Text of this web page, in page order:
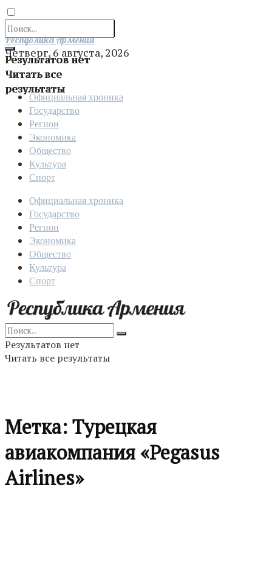
Результатов нет
Читать все
результаты
Отправить
Республика Армения
Четверг, 6 августа, 2026
Официальная хроника
Государство
Регион
Экономика
Общество
Культура
Спорт
Официальная хроника
Государство
Регион
Экономика
Общество
Культура
Спорт
Результатов нет
Читать все результаты
Метка:Турецкая
авиакомпания «Pegasus
Airlines»